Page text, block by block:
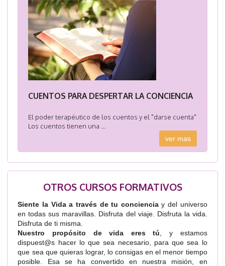
CUENTOS PARA DESPERTAR LA CONCIENCIA
El poder terapéutico de los cuentos y el "darse cuenta"
Los cuentos tienen una ...
ver mas
OTROS CURSOS FORMATIVOS
Siente la Vida a través de tu concienciay del universo
en todas sus maravillas. Disfruta del viaje. Disfruta la vida.
Disfruta de ti misma.
Nuestro propósito de vida eres tú , y estamos
dispuest@s hacer lo que sea necesario, para que sea lo
que sea que quieras lograr, lo consigas en el menor tiempo
posible. Esa se ha convertido en nuestra misión, en